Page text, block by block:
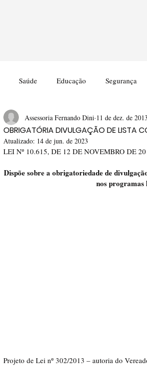
Saúde Educação Segurança
Meio Ambiente
OBRIGATÓRIA DIVULGAÇÃO DE LISTA
Assessoria Fernando Dini 11 de dez. de 2013
Atualizado: 14 de jun. de 2023
LEI Nº 10.615, DE 12 DE NOVEMBRO DE
Dispõe sobre a obrigatoriedade de
nos programas
Projeto de Lei nº 302/2013 – autoria do